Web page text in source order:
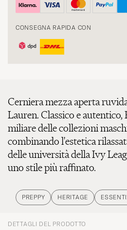
CONSEGNA RAPIDA CON
Cerniera mezza aperta
Lauren. Classico e autentico,
miliare delle collezioni
combinando l'estetica
delle università della Ivy
uno stile più raffinato.
PREPPY HERITAGE
DETTAGLI DEL PRODOTTO